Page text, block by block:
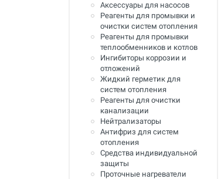
Инструмент и оборудование для
сварки пластиковых труб
Инструмент и оборудование для
монтажа металлопластиковых,
медных, PEX труб
Инструмент для пайки, сварки и
резки. Припой и флюс
Оборудование для сварки
полимеров
Оборудование для
телеинспекции трубопроводов
Малая дорожная техника
Аксессуары для насосов
Реагенты для промывки и
очистки систем отопления
Реагенты для промывки
теплообменников и котлов
Ингибиторы коррозии и
отложений
Жидкий герметик для
систем отопления
Реагенты для очистки
канализации
Нейтрализаторы
Антифриз для систем
отопления
Средства индивидуальной
защиты
Проточные нагреватели